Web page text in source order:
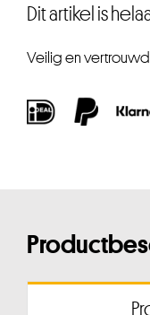
Dit artikel is
Veilig en